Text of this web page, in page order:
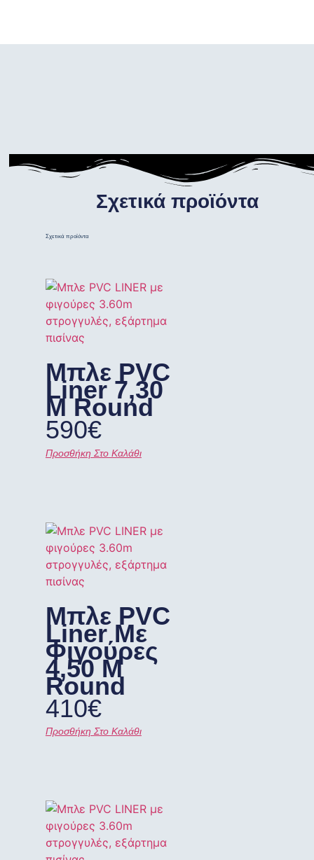
Σχετικά προϊόντα
Σχετικά προϊόντα
Μπλε PVC
Liner 7,30
M Round
590€
Προσθήκη Στο Καλάθι
Μπλε PVC
Liner Με
Φιγούρες
4,50 M
Round
410€
Προσθήκη Στο Καλάθι